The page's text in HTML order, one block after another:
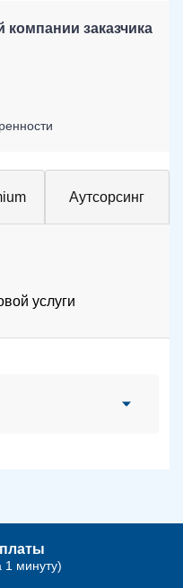
компании заказчика
Аутсорсинг
услуги
режиме 24 на 7
1 минуту)